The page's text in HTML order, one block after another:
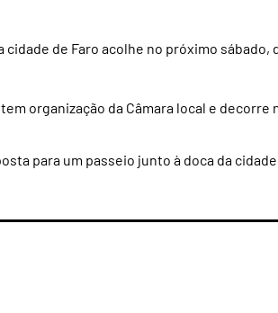
cidade de Faro acolhe no próximo sábado,
organização da Câmara local e decorre
para um passeio junto à doca da